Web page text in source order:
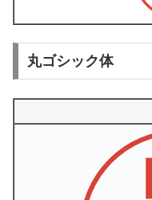
丸ゴシック体